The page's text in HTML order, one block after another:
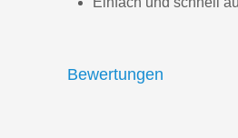
Bewertungen